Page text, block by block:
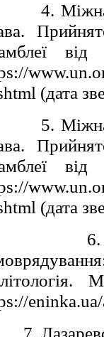
.
(дата
(дата